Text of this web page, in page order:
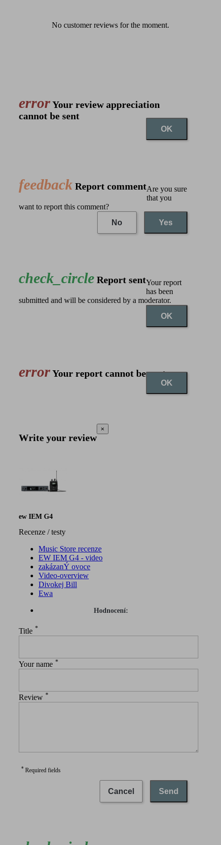
No customer reviews for the moment.
errorYour review appreciation
cannot be sent
OK
feedback Report commentAre you sure
that you
want to report this comment?
No
Yes
check_circle Report sentYour report
has been
submitted and will be considered by a moderator.
OK
errorYour report cannot be sent
OK
Write your review
×
ew IEM G4
Recenze / testy
Music Store recenze
EW IEM G4 - video
zakázanÝ ovoce
Video-overview
Divokej Bill
Ewa
Hodnocení:
Title *
Your name *
Review *
* Required fields
Cancel Send